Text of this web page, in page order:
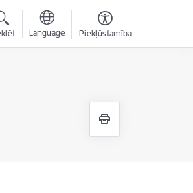
Language Piekļūstamība